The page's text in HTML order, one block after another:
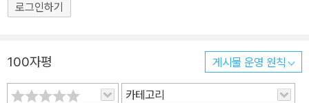
로그인하기
100자평 게시물 운영 원칙
카테고리